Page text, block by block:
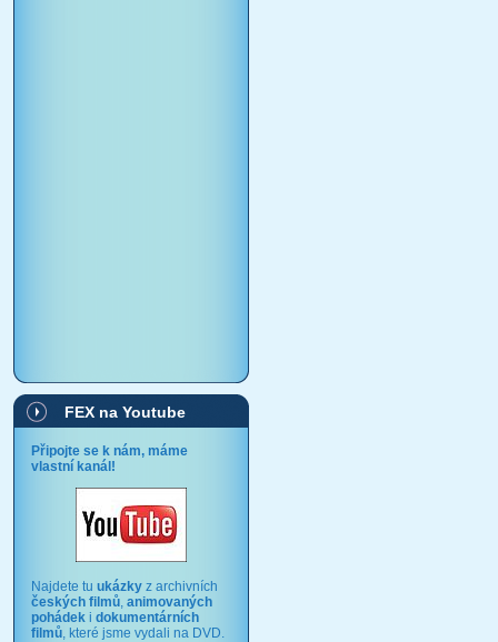
FEX na Youtube
Připojte se k nám, máme
vlastní kanál!
Najdete tu ukázky z archivních
českých filmů, animovaných
pohádek i dokumentárních
filmů, které jsme vydali na DVD.